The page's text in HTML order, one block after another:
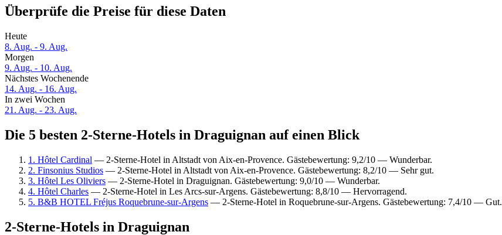
Überprüfe die Preise für diese Daten
Heute
8. Aug. - 9. Aug.
Morgen
9. Aug. - 10. Aug.
Nächstes Wochenende
14. Aug. - 16. Aug.
In zwei Wochen
21. Aug. - 23. Aug.
Die 5 besten 2-Sterne-Hotels in Draguignan auf einen Blick
1. Hôtel Cardinal — 2-Sterne-Hotel in Altstadt von Aix-en-Provence. Gästebewertung: 9,2/10 — Wunderbar.
2. Finsonius Studios — 2-Sterne-Hotel in Altstadt von Aix-en-Provence. Gästebewertung: 8,2/10 — Sehr gut.
3. Hôtel Les Oliviers — 2-Sterne-Hotel in Draguignan. Gästebewertung: 9,0/10 — Wunderbar.
4. Hôtel Charles — 2-Sterne-Hotel in Les Arcs-sur-Argens. Gästebewertung: 8,8/10 — Hervorragend.
5. B&B HOTEL Fréjus Roquebrune-sur-Argens — 2-Sterne-Hotel in Roquebrune-sur-Argens. Gästebewertung: 7,4/10 — Gut.
2-Sterne-Hotels in Draguignan